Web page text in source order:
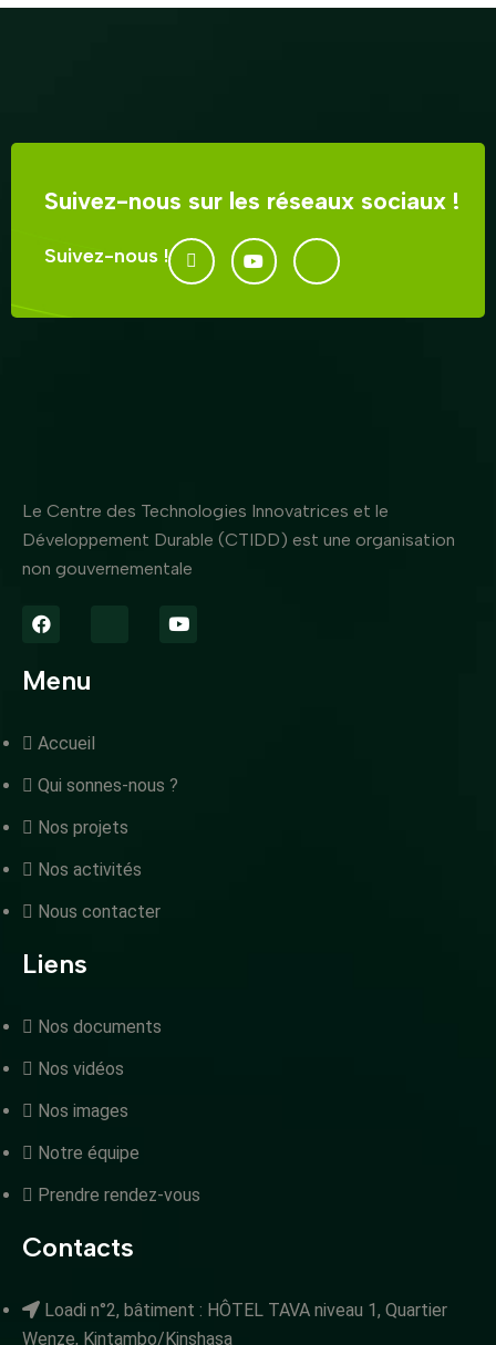
Suivez-nous sur les réseaux sociaux !
Suivez-nous !
Le Centre des Technologies Innovatrices et le
Développement Durable (CTIDD) est une organisation
non gouvernementale
Menu
Accueil
Qui sonnes-nous ?
Nos projets
Nos activités
Nous contacter
Liens
Nos documents
Nos vidéos
Nos images
Notre équipe
Prendre rendez-vous
Contacts
Loadi n°2, bâtiment : HÔTEL TAVA niveau 1, Quartier
Wenze, Kintambo/Kinshasa